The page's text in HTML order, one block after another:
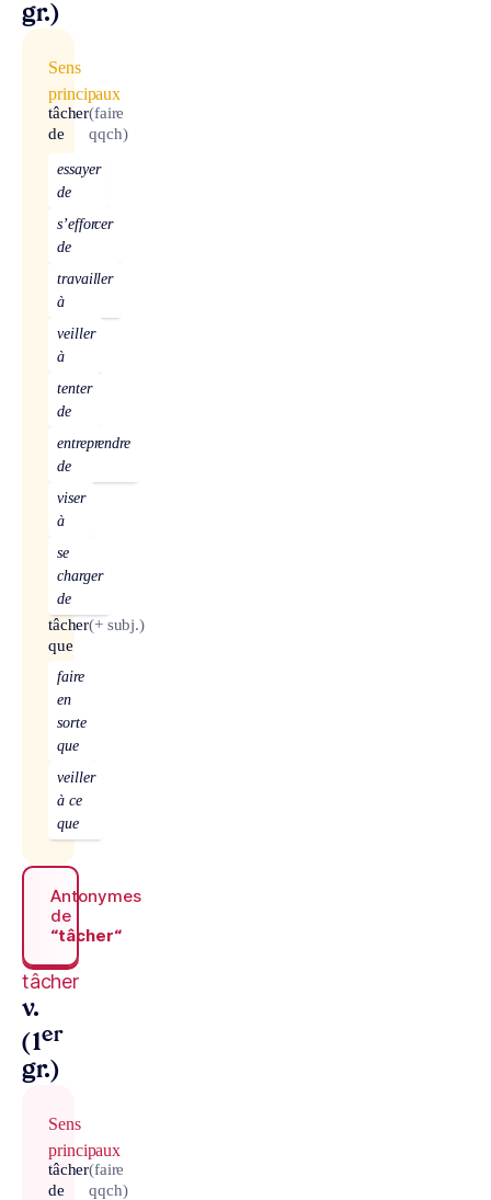
gr.)
Sens
principaux
tâcher
de
(faire
qqch)
essayer
de
s’efforcer
de
travailler
à
veiller
à
tenter
de
entreprendre
de
viser
à
se
charger
de
tâcher
que
(+ subj.)
faire
en
sorte
que
veiller
à ce
que
Antonymes
de
“tâcher“
tâcher
v.
(1er
gr.)
Sens
principaux
tâcher
de
(faire
qqch)